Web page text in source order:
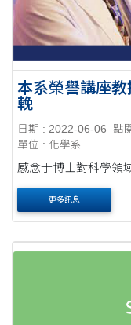
本系榮譽講座
輓
日期 : 2022-06-06
點
單位 : 化學系
感念于博士對科學領
更多訊息